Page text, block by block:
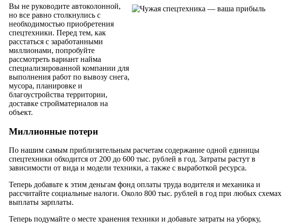
Вы не руководите автоколонной,
но все равно столкнулись с
необходимостью приобретения
спецтехники. Перед тем, как
расстаться с заработанными
миллионами, попробуйте
рассмотреть вариант найма
специализированной компании для
выполнения работ по вывозу снега,
мусора, планировке и
благоустройства территории,
доставке стройматериалов на
объект.
Миллионные потери
По нашим самым приблизительным расчетам содержание одной единицы
спецтехники обходится от 200 до 600 тыс. рублей в год. Затраты растут в
зависимости от вида и модели техники, а также с выработкой ресурса.
Теперь добавьте к этим деньгам фонд оплаты труда водителя и механика и
рассчитайте социальные налоги. Около 800 тыс. рублей в год при любых схемах
выплаты зарплаты.
Теперь подумайте о месте хранения техники и добавьте затраты на уборку,